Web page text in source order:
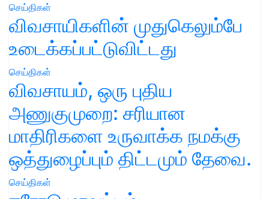
செய்திகள்
விவசாயிகளின் முதுகெலும்பே
உடைக்கப்பட்டுவிட்டது
செய்திகள்
விவசாயம், ஒரு புதிய
அணுகுமுறை: சரியான
மாதிரிகளை உருவாக்க நமக்கு
ஒத்துழைப்பும் திட்டமும் தேவை.
செய்திகள்